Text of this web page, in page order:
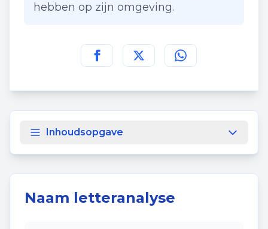
hebben op zijn omgeving.
Deel deze pagina op
Deel deze pagina op
Deel deze pagina
Inhoudsopgave
Naam letteranalyse